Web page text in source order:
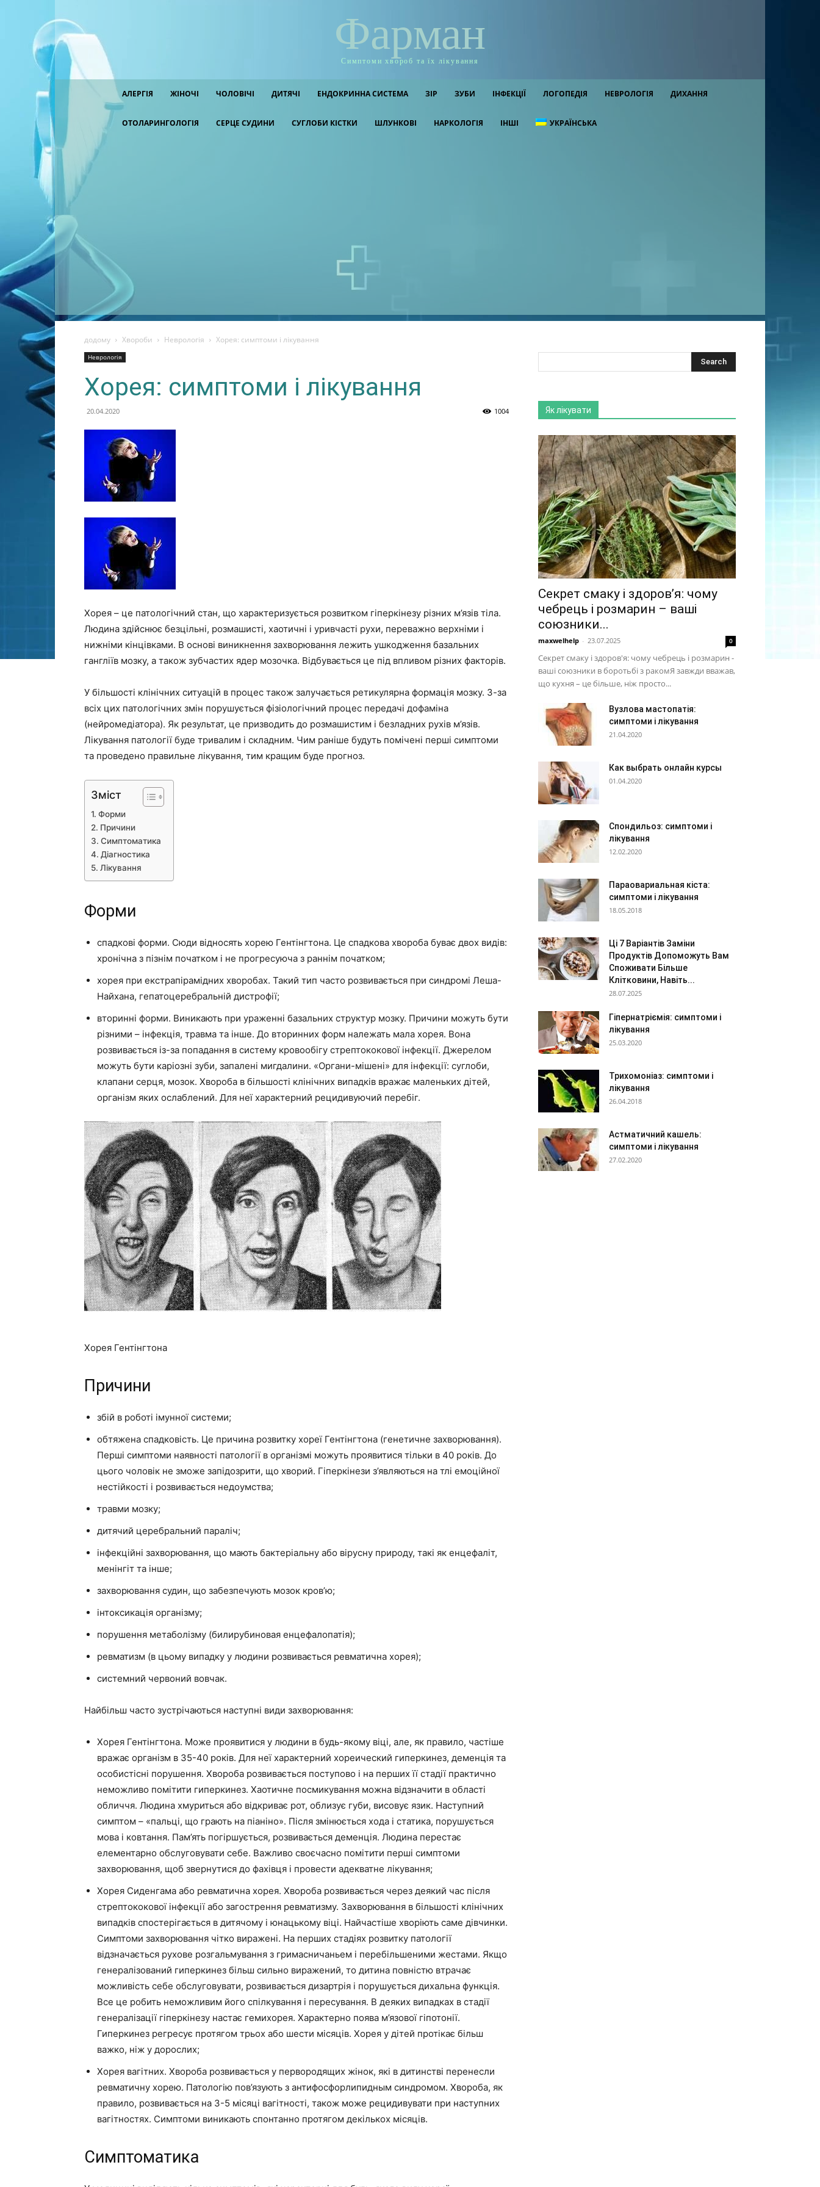
Фарман
Симптоми хвороб та їх лікування
АЛЕРГІЯ ЖІНОЧІ ЧОЛОВІЧІ ДИТЯЧІ ЕНДОКРИННА СИСТЕМА ЗІР ЗУБИ ІНФЕКЦІЇ ЛОГОПЕДІЯ НЕВРОЛОГІЯ ДИХАННЯ
ОТОЛАРИНГОЛОГІЯ СЕРЦЕ СУДИНИ СУГЛОБИ КІСТКИ ШЛУНКОВІ НАРКОЛОГІЯ ІНШІ УКРАЇНСЬКА
додому Хвороби Неврологія Хорея: симптоми і лікування
Неврологія
Хорея: симптоми і лікування
20.04.2020 1004
Хорея – це патологічний стан, що характеризується розвитком гіперкінезу різних м’язів тіла.
Людина здійснює безцільні, розмашисті, хаотичні і уривчасті рухи, переважно верхніми і
нижніми кінцівками. В основі виникнення захворювання лежить ушкодження базальних
гангліїв мозку, а також зубчастих ядер мозочка. Відбувається це під впливом різних факторів.
У більшості клінічних ситуацій в процес також залучається ретикулярна формація мозку. З-за
всіх цих патологічних змін порушується фізіологічний процес передачі дофаміна
(нейромедіатора). Як результат, це призводить до розмашистим і безладних рухів м’язів.
Лікування патології буде тривалим і складним. Чим раніше будуть помічені перші симптоми
та проведено правильне лікування, тим кращим буде прогноз.
Зміст
Форми
Причини
Симптоматика
Діагностика
Лікування
Форми
спадкові форми. Сюди відносять хорею Гентінгтона. Це спадкова хвороба буває двох видів:
хронічна з пізнім початком і не прогресуюча з раннім початком;
хорея при екстрапірамідних хворобах. Такий тип часто розвивається при синдромі Леша-
Найхана, гепатоцеребральній дистрофії;
вторинні форми. Виникають при ураженні базальних структур мозку. Причини можуть бути
різними – інфекція, травма та інше. До вторинних форм належать мала хорея. Вона
розвивається із-за попадання в систему кровообігу стрептококової інфекції. Джерелом
можуть бути каріозні зуби, запалені мигдалини. «Органи-мішені» для інфекції: суглоби,
клапани серця, мозок. Хвороба в більшості клінічних випадків вражає маленьких дітей,
організм яких ослаблений. Для неї характерний рецидивуючий перебіг.
Хорея Гентінгтона
Причини
збій в роботі імунної системи;
обтяжена спадковість. Це причина розвитку хореї Гентінгтона (генетичне захворювання).
Перші симптоми наявності патології в організмі можуть проявитися тільки в 40 років. До
цього чоловік не зможе запідозрити, що хворий. Гіперкінези з’являються на тлі емоційної
нестійкості і розвивається недоумства;
травми мозку;
дитячий церебральний параліч;
інфекційні захворювання, що мають бактеріальну або вірусну природу, такі як енцефаліт,
менінгіт та інше;
захворювання судин, що забезпечують мозок кров’ю;
інтоксикація організму;
порушення метаболізму (билирубиновая енцефалопатія);
ревматизм (в цьому випадку у людини розвивається ревматична хорея);
системний червоний вовчак.
Найбільш часто зустрічаються наступні види захворювання:
Хорея Гентінгтона. Може проявитися у людини в будь-якому віці, але, як правило, частіше
вражає організм в 35-40 років. Для неї характерний хореический гиперкинез, деменція та
особистісні порушення. Хвороба розвивається поступово і на перших її стадії практично
неможливо помітити гиперкинез. Хаотичне посмикування можна відзначити в області
обличчя. Людина хмуриться або відкриває рот, облизує губи, висовує язик. Наступний
симптом – «пальці, що грають на піаніно». Після змінюється хода і статика, порушується
мова і ковтання. Пам’ять погіршується, розвивається деменція. Людина перестає
елементарно обслуговувати себе. Важливо своєчасно помітити перші симптоми
захворювання, щоб звернутися до фахівця і провести адекватне лікування;
Хорея Сиденгама або ревматична хорея. Хвороба розвивається через деякий час після
стрептококової інфекції або загострення ревматизму. Захворювання в більшості клінічних
випадків спостерігається в дитячому і юнацькому віці. Найчастіше хворіють саме дівчинки.
Симптоми захворювання чітко виражені. На перших стадіях розвитку патології
відзначається рухове розгальмування з гримасничаньем і перебільшеними жестами. Якщо
генералізований гиперкинез більш сильно виражений, то дитина повністю втрачає
можливість себе обслуговувати, розвивається дизартрія і порушується дихальна функція.
Все це робить неможливим його спілкування і пересування. В деяких випадках в стадії
генералізації гіперкінезу настає гемихорея. Характерно поява м’язової гіпотонії.
Гиперкинез регресує протягом трьох або шести місяців. Хорея у дітей протікає більш
важко, ніж у дорослих;
Хорея вагітних. Хвороба розвивається у первородящих жінок, які в дитинстві перенесли
ревматичну хорею. Патологію пов’язують з антифосфорлипидным синдромом. Хвороба, як
правило, розвивається на 3-5 місяці вагітності, також може рецидивувати при наступних
вагітностях. Симптоми виникають спонтанно протягом декількох місяців.
Симптоматика
Як лікувати
Секрет смаку і здоров’я: чому
чебрець і розмарин – ваші
союзники...
maxwelhelp - 23.07.2025 0
Секрет смаку і здоров'я: чому чебрець і розмарин -
ваші союзники в боротьбі з ракомЯ завжди вважав,
що кухня – це більше, ніж просто...
Вузлова мастопатія:
симптоми і лікування
21.04.2020
Как выбрать онлайн курсы
01.04.2020
Спондильоз: симптоми і
лікування
12.02.2020
Параовариальная кіста:
симптоми і лікування
18.05.2018
Ці 7 Варіантів Заміни
Продуктів Допоможуть Вам
Споживати Більше
Клітковини, Навіть...
28.07.2025
Гіпернатріємія: симптоми і
лікування
25.03.2020
Трихомоніаз: симптоми і
лікування
26.04.2018
Астматичний кашель:
симптоми і лікування
27.02.2020